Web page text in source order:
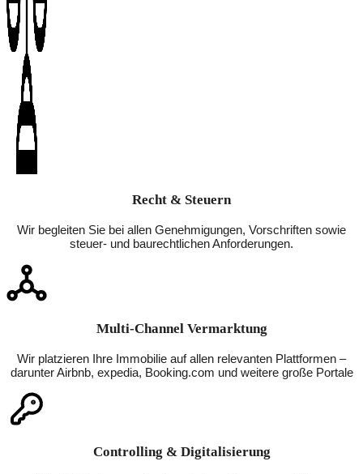
Recht & Steuern
Wir begleiten Sie bei allen Genehmigungen, Vorschriften sowie
steuer- und baurechtlichen Anforderungen.
Multi-Channel Vermarktung
Wir platzieren Ihre Immobilie auf allen relevanten Plattformen –
darunter Airbnb, expedia, Booking.com und weitere große Portale
Controlling & Digitalisierung